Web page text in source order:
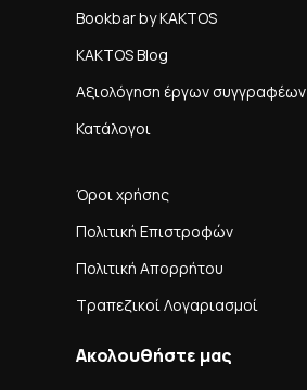
Bookbar by KAKTOS
KAKTOS Blog
Αξιολόγηση έργων συγγραφέων
Κατάλογοι
Όροι χρήσης
Πολιτική Επιστροφών
Πολιτική Απορρήτου
Τραπεζικοί Λογαριασμοί
Ακολουθήστε μας